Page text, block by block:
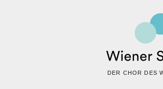
DER CHOR DES